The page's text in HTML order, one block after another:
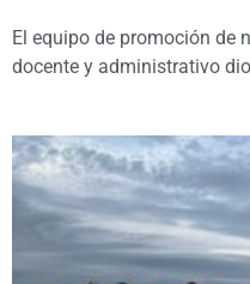
El equipo de promoción de
docente y administrativo